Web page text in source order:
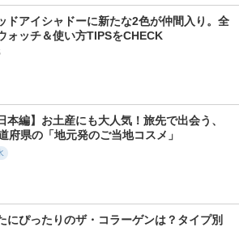
雪肌精
オルビス
5.3
13642件
エッセンスイン ク
5.6
17611件
カネボウ スクラビ
ドアイシャドーに新たな2色が仲間入り。全
ォッチ＆使い方TIPSをCHECK
本編】お土産にも大人気！旅先で出会う、
府県の「地元発のご当地コスメ」
にぴったりのザ・コラーゲンは？タイプ別